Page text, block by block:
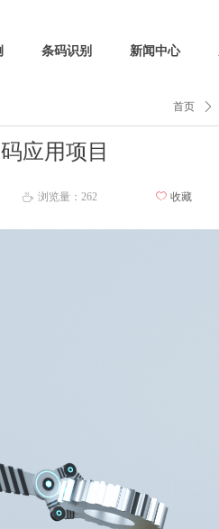
条码识别 新闻中心
应用项目
首页 ꄲ
ꄘ 浏览量： 262 ꄀ 收藏